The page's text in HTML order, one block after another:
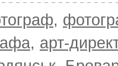
,
, арт-